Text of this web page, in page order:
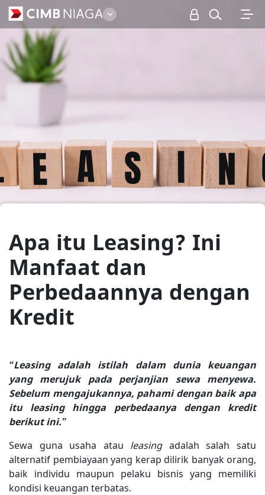
Personal
Apa itu Leasing? Ini
Manfaat dan
Perbedaannya dengan
Kredit
“Leasing adalah istilah dalam dunia keuangan
yang merujuk pada perjanjian sewa menyewa.
Sebelum mengajukannya, pahami dengan baik apa
itu leasing hingga perbedaanya dengan kredit
berikut ini.”
Sewa guna usaha atau leasing adalah salah satu
alternatif pembiayaan yang kerap dilirik banyak orang,
baik individu maupun pelaku bisnis yang memiliki
kondisi keuangan terbatas.